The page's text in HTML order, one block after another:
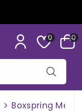
0 0
Boxspring Met